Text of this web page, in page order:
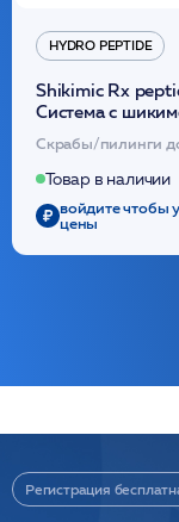
HYDRO PEPTIDE
Shikimic Rx
Cистема с
кислотой
(30шт) /HP
Скрабы/пилинги
Товар в наличии
войдите чтобы
цены
Регистрация